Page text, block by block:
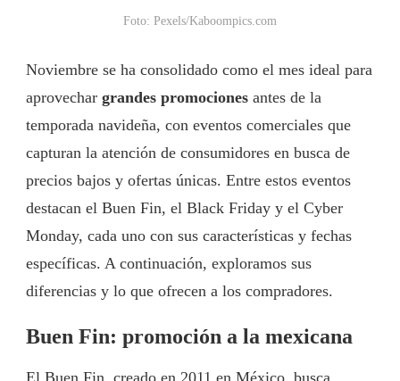
Foto: Pexels/Kaboompics.com
Noviembre se ha consolidado como el mes ideal para
aprovechar grandes promociones antes de la
temporada navideña, con eventos comerciales que
capturan la atención de consumidores en busca de
precios bajos y ofertas únicas. Entre estos eventos
destacan el Buen Fin, el Black Friday y el Cyber
Monday, cada uno con sus características y fechas
específicas. A continuación, exploramos sus
diferencias y lo que ofrecen a los compradores.
Buen Fin: promoción a la mexicana
El Buen Fin, creado en 2011 en México, busca